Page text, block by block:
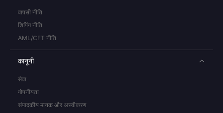
वापसी नीति
शिपिंग नीति
AML/CFT नीति
कानूनी
सेवा
गोपनीयता
संपादकीय मानक और अस्वीकरण